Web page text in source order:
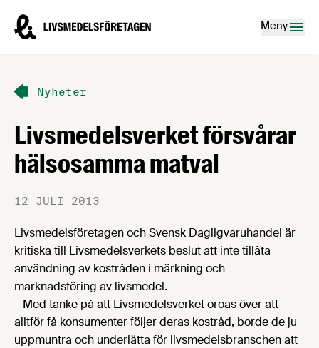
Livsmedelsföretagen – till startsidan
Meny
Nyheter
Livsmedelsverket försvårar
hälsosamma matval
12 JULI 2013
Livsmedelsföretagen och Svensk Dagligvaruhandel är
kritiska till Livsmedelsverkets beslut att inte tillåta
användning av kostråden i märkning och
marknadsföring av livsmedel.
– Med tanke på att Livsmedelsverket oroas över att
alltför få konsumenter följer deras kostråd, borde de ju
uppmuntra och underlätta för livsmedelsbranschen att